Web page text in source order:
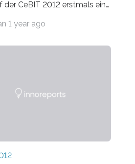
der CeBIT 2012 erstmals ein
zukünftigen Weltstandard
1 year ago